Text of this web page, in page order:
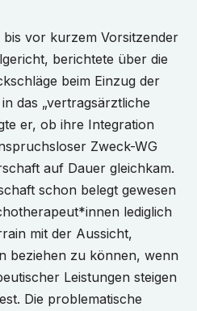
vor kurzem Vorsitzender
berichtete über die
beim Einzug der
das „vertragsärztliche
er, ob ihre Integration
Zweck-WG
auf Dauer gleichkam.
schon belegt gewesen
lediglich
mit der Aussicht,
beziehen zu können, wenn
Leistungen steigen
Die problematische